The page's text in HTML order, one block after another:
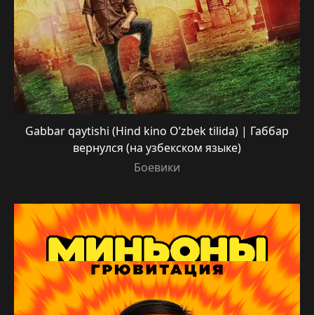
Gabbar qaytishi (Hind kino O’zbek tilida) | Габбар
вернулся (на узбекском языке)
Боевики